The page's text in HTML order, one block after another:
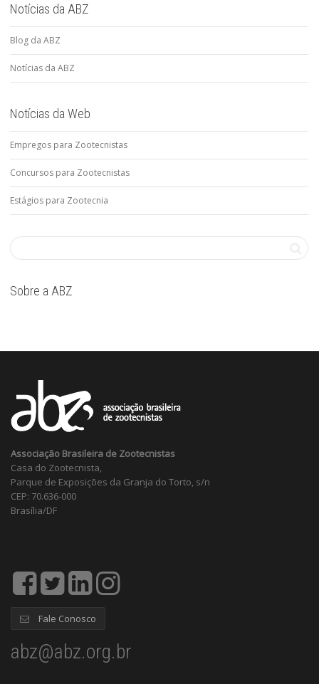
Notícias da ABZ
Blog da ABZ
Notícias da ABZ
Notícias da Web
Empregos para Zootecnistas
Concursos para Zootecnistas
Estágios para Zootecnia
Sobre a ABZ
Associação Brasileira de Zootecnistas
Casa do Zootecnista,
Parque de Exposições da Granja do Torto, s/n
CEP: 70.636-000
Brasília/DF
Fale Conosco
abz@abz.org.br